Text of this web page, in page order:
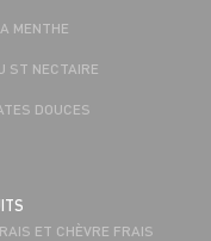
MENTHE
ST NECTAIRE
DOUCES
ET CHÈVRE FRAIS